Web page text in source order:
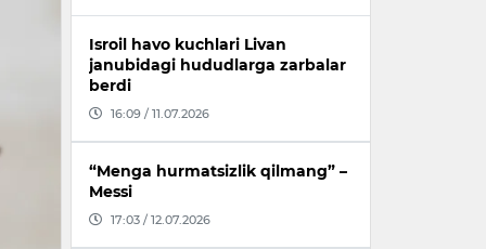
Isroil havo kuchlari Livan
janubidagi hududlarga zarbalar
berdi
16:09 / 11.07.2026
“Menga hurmatsizlik qilmang” –
Messi
17:03 / 12.07.2026